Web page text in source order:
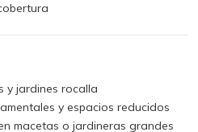
y jardines rocalla
y espacios reducidos
macetas o jardineras grandes